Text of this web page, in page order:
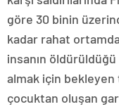
göre 30 binin
kadar rahat
insanın
almak için bekleyen
çocuktan oluşan